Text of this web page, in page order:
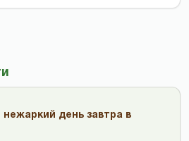
день завтра в